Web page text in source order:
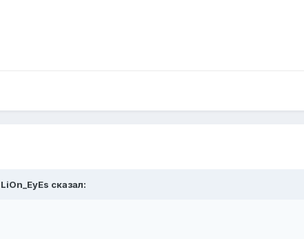
LiOn_EyEs сказал: